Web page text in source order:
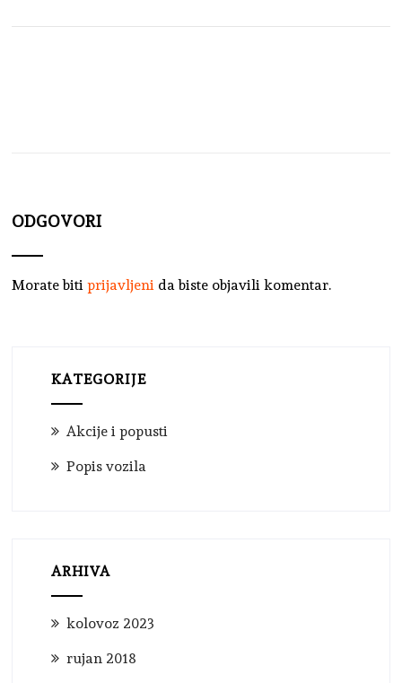
ODGOVORI
Morate bitiprijavljeni da biste objavili komentar.
KATEGORIJE
Akcije i popusti
Popis vozila
ARHIVA
kolovoz 2023
rujan 2018